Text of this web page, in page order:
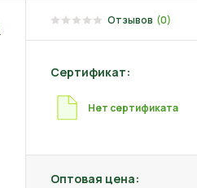
Отзывов (0)
Сертификат:
Нет сертификата
Оптовая цена: